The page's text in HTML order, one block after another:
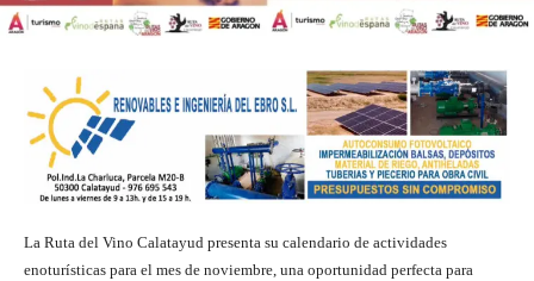
La Ruta del Vino Calatayud presenta su calendario de actividades
enoturísticas para el mes de noviembre, una oportunidad perfecta para